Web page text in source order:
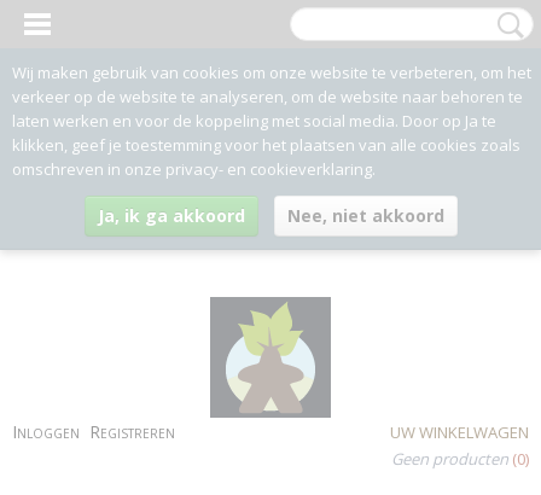
Inloggen Registreren
UW WINKELWAGEN
Geen producten (0)
Wij maken gebruik van cookies om onze website te verbeteren, om het
verkeer op de website te analyseren, om de website naar behoren te
laten werken en voor de koppeling met social media. Door op Ja te
klikken, geef je toestemming voor het plaatsen van alle cookies zoals
omschreven in onze privacy- en cookieverklaring.
Ja, ik ga akkoord Nee, niet akkoord